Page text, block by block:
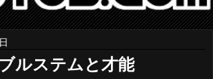
ルステムと才能